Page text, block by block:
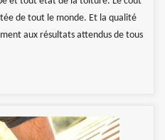
de tout le monde. Et la qualité
aux résultats attendus de tous